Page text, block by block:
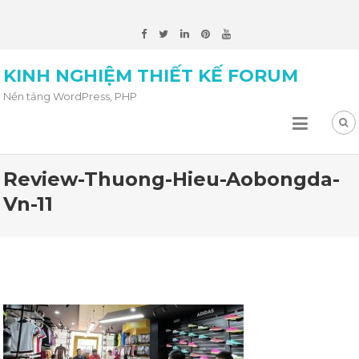
KINH NGHIỆM THIẾT KẾ FORUM
Nền tảng WordPress, PHP
Review-Thuong-Hieu-Aobongda-
Vn-11